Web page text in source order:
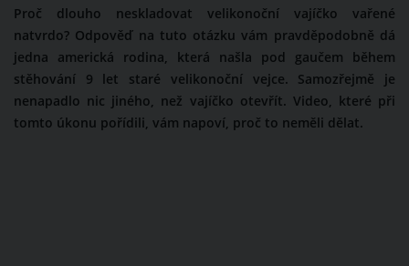
Proč dlouho neskladovat velikonoční vajíčko vařené
natvrdo? Odpověď na tuto otázku vám pravděpodobně dá
jedna americká rodina, která našla pod gaučem během
stěhování 9 let staré velikonoční vejce. Samozřejmě je
nenapadlo nic jiného, než vajíčko otevřít. Video, které při
tomto úkonu pořídili, vám napoví, proč to neměli dělat.